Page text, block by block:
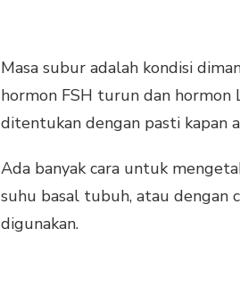
Masa subur adalah kondisi
hormon FSH turun dan
ditentukan dengan pasti kapan
Ada banyak cara untuk
suhu basal tubuh, atau dengan
digunakan.